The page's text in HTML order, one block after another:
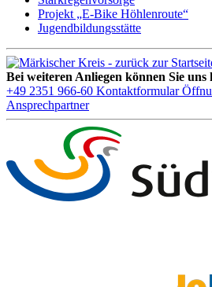
Projekt „E-Bike Höhlenroute“
Jugendbildungsstätte
Bei weiteren Anliegen können Sie uns
+49 2351 966-60 Kontaktformular
Ansprechpartner